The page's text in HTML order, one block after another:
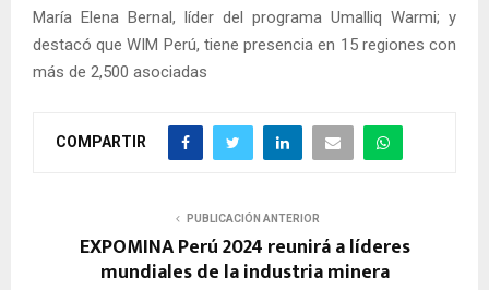
María Elena Bernal, líder del programa Umalliq Warmi; y
destacó que WIM Perú, tiene presencia en 15 regiones con
más de 2,500 asociadas
COMPARTIR
PUBLICACIÓN ANTERIOR
EXPOMINA Perú 2024 reunirá a líderes
mundiales de la industria minera